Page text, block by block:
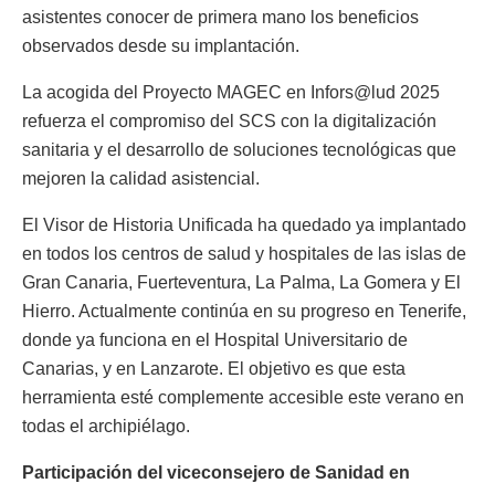
asistentes conocer de primera mano los beneficios
observados desde su implantación.
La acogida del Proyecto MAGEC en Infors@lud 2025
refuerza el compromiso del SCS con la digitalización
sanitaria y el desarrollo de soluciones tecnológicas que
mejoren la calidad asistencial.
El Visor de Historia Unificada ha quedado ya implantado
en todos los centros de salud y hospitales de las islas de
Gran Canaria, Fuerteventura, La Palma, La Gomera y El
Hierro. Actualmente continúa en su progreso en Tenerife,
donde ya funciona en el Hospital Universitario de
Canarias, y en Lanzarote. El objetivo es que esta
herramienta esté complemente accesible este verano en
todas el archipiélago.
Participación del viceconsejero de Sanidad en